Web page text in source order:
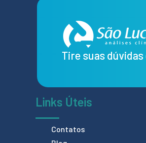
Tire suas
Links Úteis
Contatos